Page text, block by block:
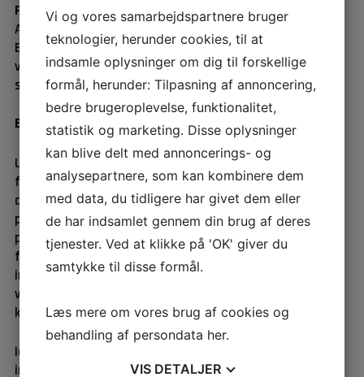
Produktudvikling
Arkitektur, design for X, modularisering, Life Cycle
Engineering, PLM systemer, cost analyser, risiko
vurdering, supply chain, test og kvalitetssikring,
simulering (fuld skala), robust design.
Baggrund
Udvalg for produktion blev etableret i sin nuværende
form i begyndelsen af 1990’erne som en fortsættelse af
det daværende udvalg for computer integreret
produktion. Gruppen har siden koncentreret sin indsats
på planlægning og afvikling af årlige konferencer med
fokus på visioner, strategier og praktiske resultater
inden for udvikling af produktion og logistik, samt
virksomhedsbesøg og -præsentation i tilknytning til
konferencerne.
Idéen med konferencerne har bl.a. været at kunne
inspirere deltagerne ved at:
Vi og vores samarbejdspartnere bruger
teknologier, herunder cookies, til at
indsamle oplysninger om dig til forskellige
formål, herunder: Tilpasning af annoncering,
bedre brugeroplevelse, funktionalitet,
statistik og marketing. Disse oplysninger
kan blive delt med annoncerings- og
analysepartnere, som kan kombinere dem
med data, du tidligere har givet dem eller
de har indsamlet gennem din brug af deres
tjenester. Ved at klikke på 'OK' giver du
samtykke til disse formål.
Læs mere om vores brug af cookies og
behandling af persondata her.
VIS DETALJER